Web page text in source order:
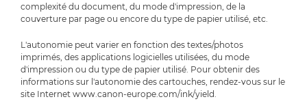
complexité du document, du mode d'impression, de la
couverture par page ou encore du type de papier utilisé, etc.
L'autonomie peut varier en fonction des textes/photos
imprimés, des applications logicielles utilisées, du mode
d'impression ou du type de papier utilisé. Pour obtenir des
informations sur l'autonomie des cartouches, rendez-vous sur le
site Internet www.canon-europe.com/ink/yield.